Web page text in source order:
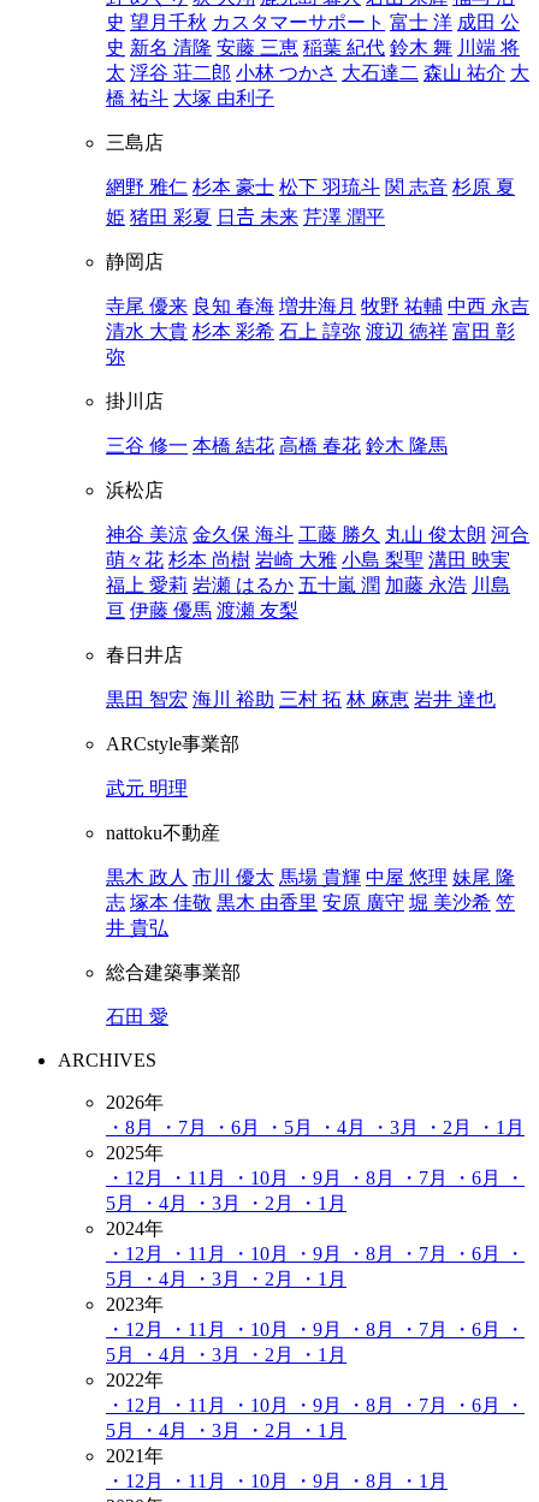
史 望月千秋 カスタマーサポート 富士 洋 成田 公
史 新名 清隆 安藤 三恵 稲葉 紀代 鈴木 舞 川端 将
太 浮谷 荘二郎 小林 つかさ 大石達二 森山 祐介 大
橋 祐斗 大塚 由利子
三島店
網野 雅仁 杉本 豪士 松下 羽琉斗 関 志音 杉原 夏
姫 猪田 彩夏 日𠮷 未来 芹澤 潤平
静岡店
寺尾 優来 良知 春海 増井海月 牧野 祐輔 中西 永吉
清水 大貴 杉本 彩希 石上 諄弥 渡辺 徳祥 富田 彰
弥
掛川店
三谷 修一 本橋 結花 高橋 春花 鈴木 隆馬
浜松店
神谷 美涼 金久保 海斗 工藤 勝久 丸山 俊太朗 河合
萌々花 杉本 尚樹 岩崎 大雅 小島 梨聖 溝田 映実
福上 愛莉 岩瀬 はるか 五十嵐 潤 加藤 永浩 川島
亘 伊藤 優馬 渡瀬 友梨
春日井店
黒田 智宏 海川 裕助 三村 拓 林 麻恵 岩井 達也
ARCstyle事業部
武元 明理
nattoku不動産
黒木 政人 市川 優太 馬場 貴輝 中屋 悠理 妹尾 隆
志 塚本 佳敬 黒木 由香里 安原 廣守 堀 美沙希 笠
井 貴弘
総合建築事業部
石田 愛
ARCHIVES
2026年
・8月
・7月 ・6月 ・5月 ・4月 ・3月 ・2月
・1月
2025年
・12月
・11月 ・10月 ・9月 ・8月 ・7月 ・6月
・
5月
・4月 ・3月 ・2月
・1月
2024年
・12月
・11月 ・10月 ・9月 ・8月 ・7月 ・6月
・
5月
・4月 ・3月 ・2月
・1月
2023年
・12月
・11月 ・10月 ・9月 ・8月 ・7月 ・6月
・
5月
・4月 ・3月 ・2月
・1月
2022年
・12月
・11月 ・10月 ・9月 ・8月 ・7月 ・6月
・
5月
・4月 ・3月 ・2月
・1月
2021年
・12月
・11月 ・10月 ・9月 ・8月
・1月